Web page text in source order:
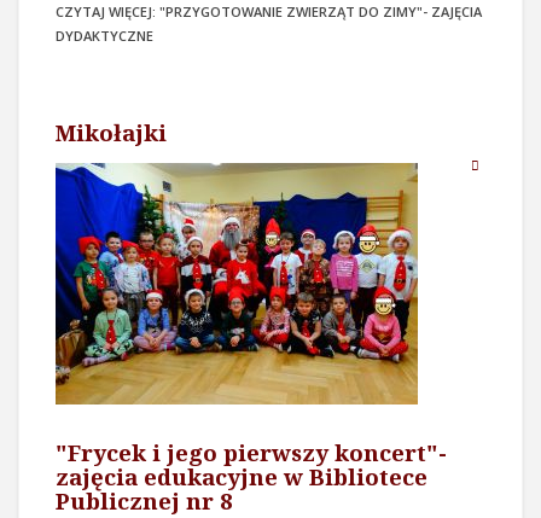
CZYTAJ WIĘCEJ: "PRZYGOTOWANIE ZWIERZĄT DO ZIMY"- ZAJĘCIA
DYDAKTYCZNE
Mikołajki
"Frycek i jego pierwszy koncert"-
zajęcia edukacyjne w Bibliotece
Publicznej nr 8